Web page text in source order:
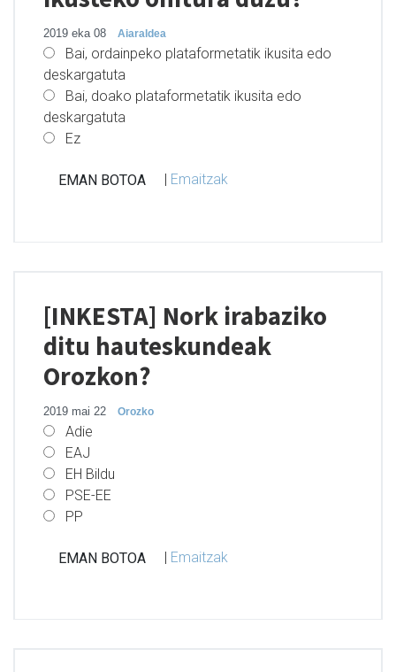
2019 eka 08 Aiaraldea
Bai, ordainpeko plataformetatik ikusita edo
deskargatuta
Bai, doako plataformetatik ikusita edo
deskargatuta
Ez
Emaitzak
[INKESTA] Nork irabaziko
ditu hauteskundeak
Orozkon?
2019 mai 22 Orozko
Adie
EAJ
EH Bildu
PSE-EE
PP
| Emaitzak